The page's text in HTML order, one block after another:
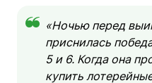
«Ночью перед
приснилась
5 и 6. Когда она
купить